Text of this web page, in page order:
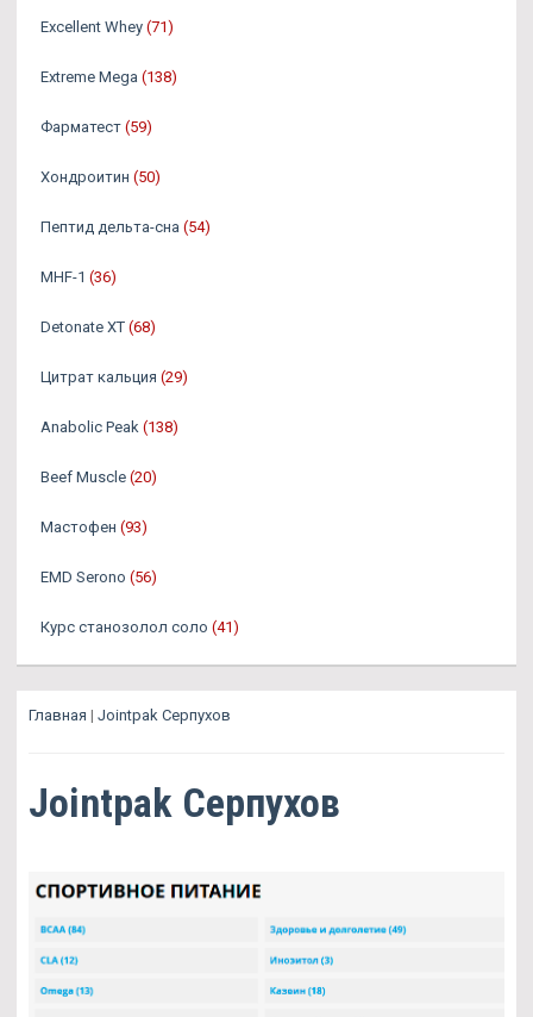
Excellent Whey (71)
Extreme Mega (138)
Фарматест (59)
Хондроитин (50)
Пептид дельта-сна (54)
MHF-1 (36)
Detonate XT (68)
Цитрат кальция (29)
Anabolic Peak (138)
Beef Muscle (20)
Мастофен (93)
EMD Serono (56)
Курс станозолол соло (41)
Главная | Jointpak Серпухов
Jointpak Серпухов